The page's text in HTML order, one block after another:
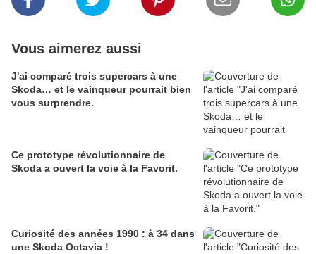
Vous aimerez aussi
J'ai comparé trois supercars à une
Skoda… et le vainqueur pourrait bien
vous surprendre.
Ce prototype révolutionnaire de
Skoda a ouvert la voie à la Favorit.
Curiosité des années 1990 : à 34 dans
une Skoda Octavia !